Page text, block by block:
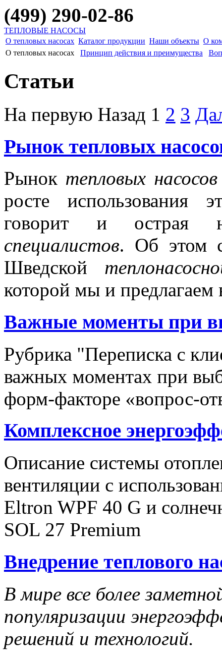
(499) 290-02-86
ТЕПЛОВЫЕ НАСОСЫ
О тепловых насосах Каталог продукции Наши объекты О
О тепловых насосах
Принцип действия и преимущества
Статьи
На первую Назад 1 2 3
Рынок тепловых
Рынок тепловых насосов
росте использования
говорит и острая
специалистов. Об этом
Шведской
которой мы и
Важные моменты при
Рубрика "Переписка с
важных моментах при
форм-факторе «вопрос-
Комплексное
Описание системы
вентиляции с
Eltron WPF 40 G и
SOL 27 Premium
Внедрение теплового
В мире все более
популяризации
решений и технологий.